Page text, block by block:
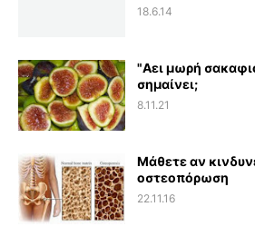
18.6.14
"Αει μωρή
σημαίνει;
8.11.21
Μάθετε αν
οστεοπόρωση
22.11.16